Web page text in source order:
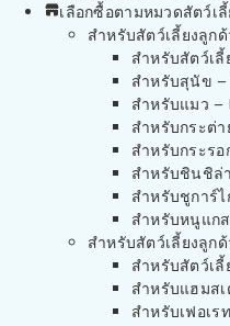
เลือกซื้อตามหมวดสัตว์เ
สำหรับสัตว์เลี้ยงลูก
สำหรับสัตว์เลี้
สำหรับสุนัข –
สำหรับแมว –
สำหรับกระต่า
สำหรับกระรอ
สำหรับชินชิล่
สำหรับชูการ์ไ
สำหรับหนูแก
สำหรับสัตว์เลี้ยงลูก
สำหรับสัตว์เลี้
สำหรับแฮมสเ
สำหรับเฟอเร